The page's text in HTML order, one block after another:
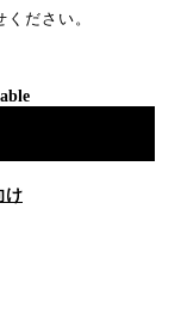
ださい。
け